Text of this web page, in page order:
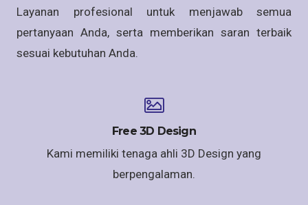
Layanan profesional untuk menjawab semua
pertanyaan Anda, serta memberikan saran terbaik
sesuai kebutuhan Anda.
Free 3D Design
Kami memiliki tenaga ahli 3D Design yang
berpengalaman.